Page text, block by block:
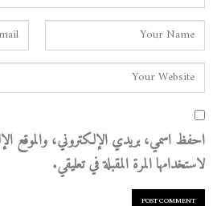
احفظ اسمي، بريدي الإلكتروني، والموقع
لاستخدامها المرة المقبلة في تعليقي.